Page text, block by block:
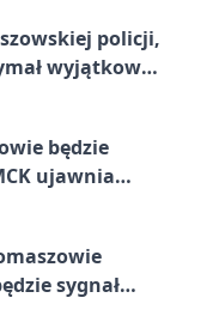
policji,
wyjątkowy
będzie
ujawnia
sygnał